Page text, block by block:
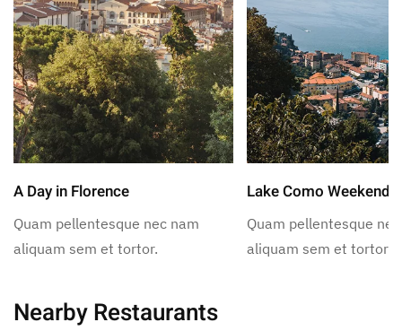
A Day in Florence
Quam pellentesque nec nam
aliquam sem et tortor.
Lake Como Weekend
Quam pellentesque
aliquam sem et tortor.
Nearby Restaurants